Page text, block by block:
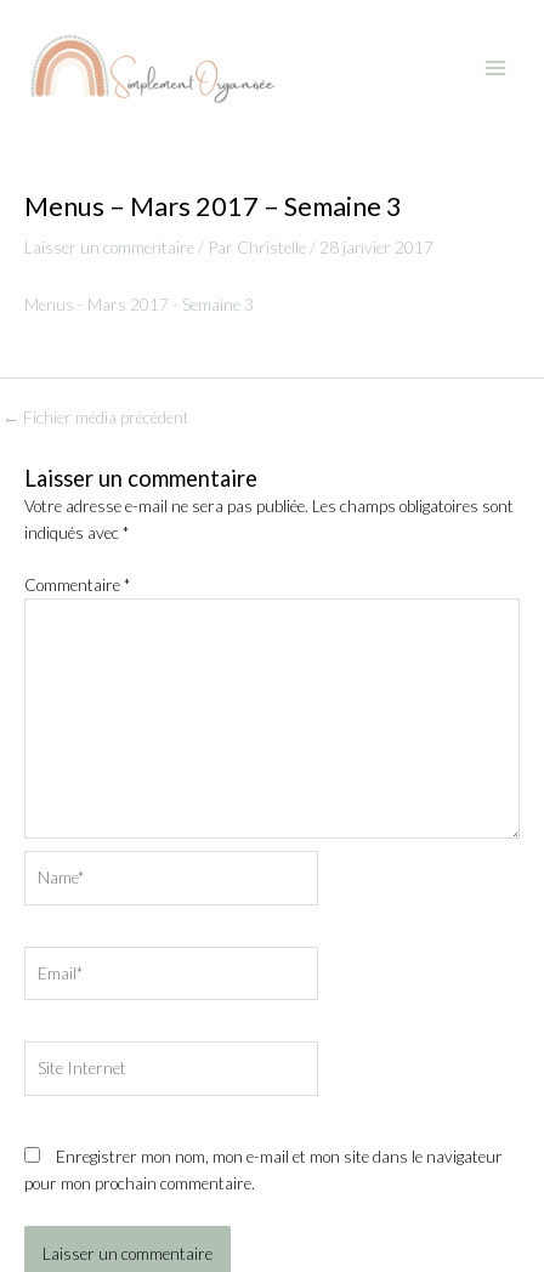
contenu
Menu
Menus – Mars 2017 – Semaine 3
Laisser un commentaire / Par Christelle / 28 janvier 2017
Menus - Mars 2017 - Semaine 3
articles
← Fichier média précédent
Laisser un commentaire
Votre adresse e-mail ne sera pas publiée. Les champs obligatoires sont
indiqués avec*
Commentaire*
Internet
Enregistrer mon nom, mon e-mail et mon site dans le navigateur
pour mon prochain commentaire.